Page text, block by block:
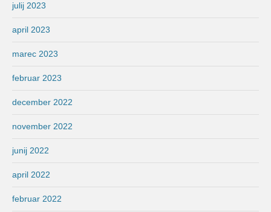
julij 2023
april 2023
marec 2023
februar 2023
december 2022
november 2022
junij 2022
april 2022
februar 2022